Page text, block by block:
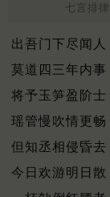
七言排律
出吾门下尽闻人
莫道四三年内事
将予玉笋盈阶士
瑶管慢吹情更畅
但知丞相侵昏去
今日欢游明日散